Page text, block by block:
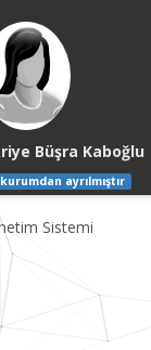
Büşra Kaboğlu
ayrılmıştır
Sistemi